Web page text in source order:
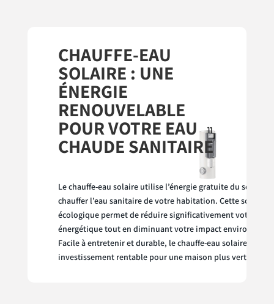
CHAUFFE-EAU
SOLAIRE : UNE
ÉNERGIE
RENOUVELABLE
POUR VOTRE EAU
CHAUDE SANITAIRE
Le chauffe-eau solaire utilise l’énergie gratuite du soleil
chauffer l’eau sanitaire de votre habitation. Cette solution
écologique permet de réduire significativement votre
énergétique tout en diminuant votre impact
Facile à entretenir et durable, le chauffe-eau solaire est un
investissement rentable pour une maison plus verte.